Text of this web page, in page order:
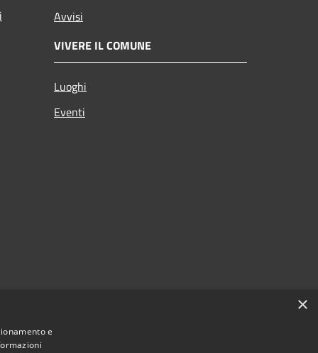
Avvisi
VIVERE IL COMUNE
Luoghi
Eventi
×
e